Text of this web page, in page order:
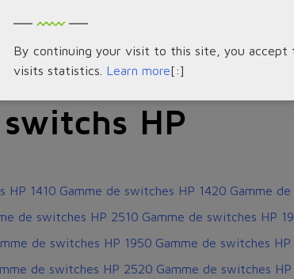
HP
HP 1410 Gamme de switches HP 1420 Gamme
de switches HP 2510 Gamme de switches HP
de switches HP 1950 Gamme de switches HP
de switches HP 2520 Gamme de switches HP
By continuing your visit to this site, you accept
visits statistics. Learn more[:]